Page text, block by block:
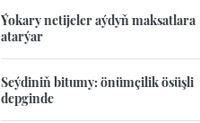
Ýokary netijeler aýdyň maksatlara
atarýar
Seýdiniň bitumy: önümçilik ösüşli
depginde